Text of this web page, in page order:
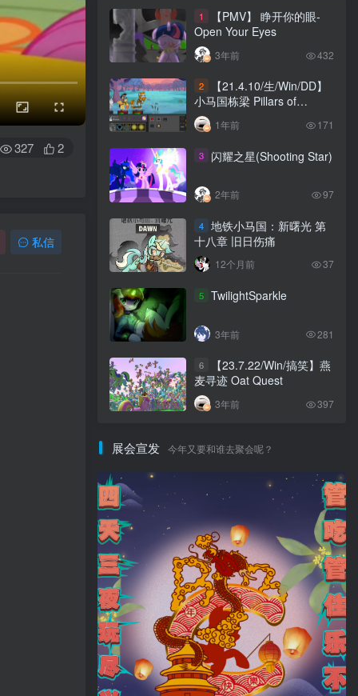
327 2
私信
1
【PMV】 睁开你的眼-
Open Your Eyes
3年前 432
2
【21.4.10/生/Win/DD】
小马国栋梁 Pillars of
Equestria
1年前 171
3 闪耀之星(Shooting Star)
2年前 97
4 地铁小马国：新曙光 第
十八章 旧日伤痛
12个月前 37
5 TwilightSparkle
3年前 281
6
【23.7.22/Win/搞笑】燕
麦寻迹 Oat Quest
3年前 397
展会宣发 今年又要和谁去聚会呢？